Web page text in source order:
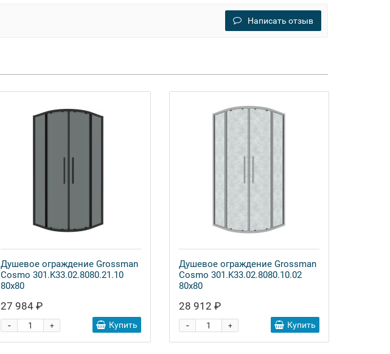
Написать отзыв
Душевое ограждение Grossman
Cosmo 301.K33.02.8080.21.10
80x80
27 984 ₽
+
- Купить
Душевое ограждение Grossman
Cosmo 301.K33.02.8080.10.02
80x80
28 912 ₽
+
- Купить